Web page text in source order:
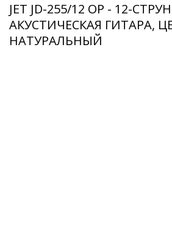
JET JD-255/12 OP - 12-
АКУСТИЧЕСКАЯ ГИТАРА,
НАТУРАЛЬНЫЙ